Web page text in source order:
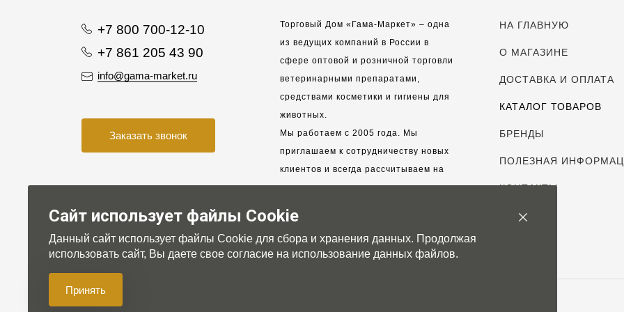
+7 800 700-12-10
+7 861 205 43 90
info@gama-market.ru
Заказать звонок
Торговый Дом «Гама-Маркет» – одна
из ведущих компаний в России в
сфере оптовой и розничной торговли
ветеринарными препаратами,
средствами косметики и гигиены для
животных.
Мы работаем с 2005 года. Мы
приглашаем к сотрудничеству новых
клиентов и всегда рассчитываем на
взаимовыгодные, долгосрочные
Для нас дорог каждый клиент!
НА ГЛАВНУЮ
О МАГАЗИНЕ
ДОСТАВКА И ОПЛАТА
КАТАЛОГ ТОВАРОВ
БРЕНДЫ
ПОЛЕЗНАЯ
КОНТАКТЫ
© 2007-2026 Gama-market LTD
Сайт использует файлы Cookie
Данный сайт использует файлы Cookie для сбора и хранения данных. Продолжая
использовать сайт, Вы даете свое согласие на использование данных файлов.
Принять